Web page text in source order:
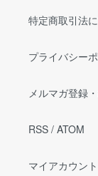
特定商取引法
プライバシー
メルマガ登録
RSS / ATOM
マイアカウント